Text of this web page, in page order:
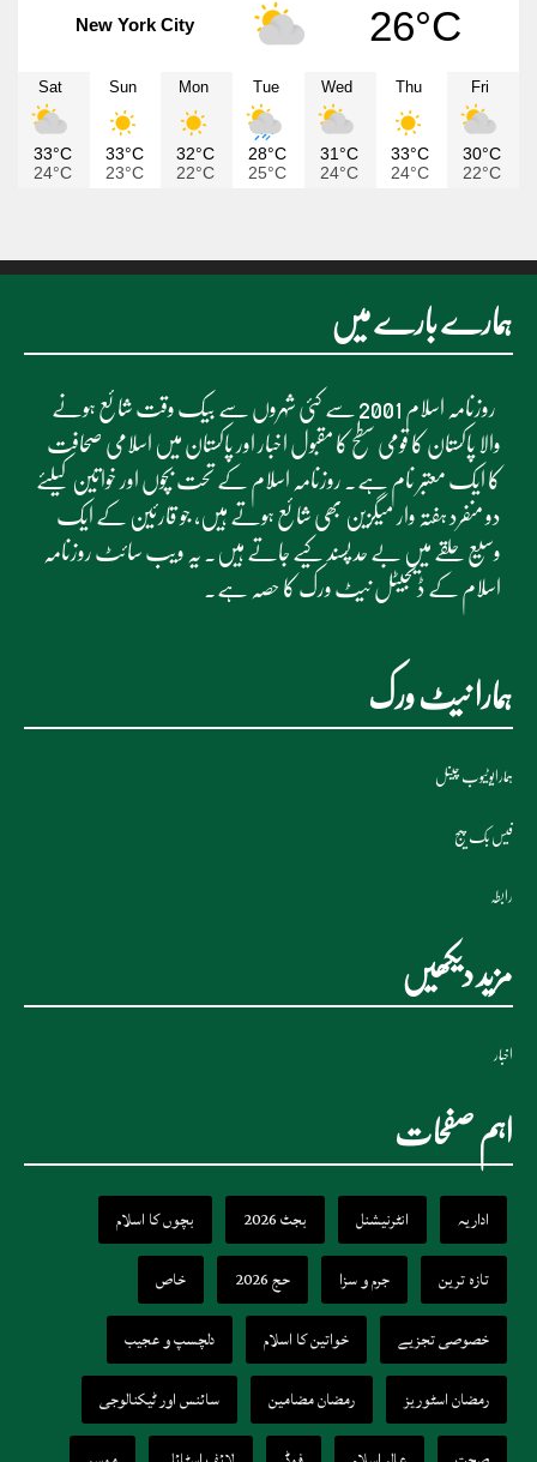
New York City 26°C
Sat
33°C
24°C
Sun
33°C
23°C
Mon
32°C
22°C
Tue
28°C
25°C
Wed
31°C
24°C
Thu
33°C
24°C
Fri
30°C
22°C
ہمارے بارے میں
روزنامہ اسلام 2001 سے کئی شہروں سے بیک وقت شائع ہونے
والا پاکستان کا قومی سطح کا مقبول اخبار اور پاکستان میں اسلامی صحافت
کا ایک معتبر نام ہے۔ روزنامہ اسلام کے تحت بچوں اور خواتین کیلئے
دو منفرد ہفتہ وار میگزین بھی شائع ہوتے ہیں، جو قارئین کے ایک
وسیع حلقے میں بے حد پسند کیے جاتے ہیں۔ یہ ویب سائٹ روزنامہ
اسلام کے ڈیجیٹل نیٹ ورک کا حصہ ہے۔
ہمارا نیٹ ورک
ہمارایوٹیوب چینل
فیس بک پیج
رابطہ
مزید دیکھیں
اخبار
اہم صفحات
اداریہ انٹرنیشنل بجٹ 2026
بچوں کا اسلام
تازہ ترین
جرم و سزا حج 2026
خاص
خصوصی تجزیے
خواتین کا اسلام
دلچسپ و عجیب
رمضان اسٹوریز
رمضان مضامین
سائنس اور ٹیکنالوجی